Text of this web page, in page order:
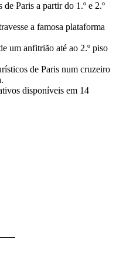
Paris a partir do 1.º e 2.º
a famosa plataforma
um anfitrião até ao 2.º piso
de Paris num cruzeiro
disponíveis em 14